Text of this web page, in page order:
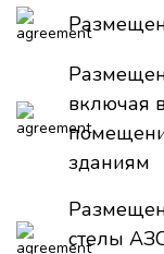
включая
зданиям
стелы